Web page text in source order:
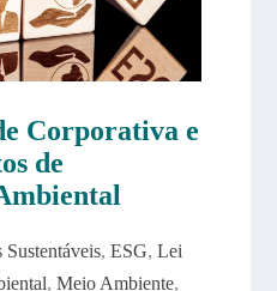
Corporativa e
de
Sustentáveis, ESG, Lei
, Meio Ambiente,